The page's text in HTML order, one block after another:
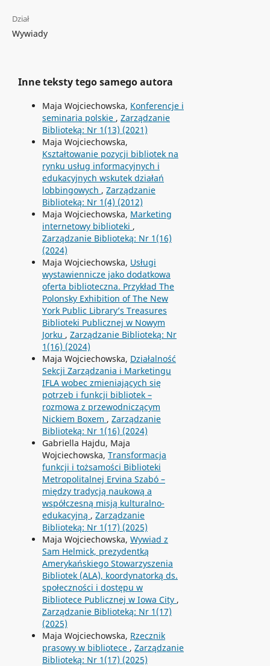
Dział
Wywiady
Inne teksty tego samego autora
Maja Wojciechowska, Konferencje i
seminaria polskie , Zarządzanie
Biblioteką: Nr 1(13) (2021)
Maja Wojciechowska,
Kształtowanie pozycji bibliotek na
rynku usług informacyjnych i
edukacyjnych wskutek działań
lobbingowych , Zarządzanie
Biblioteką: Nr 1(4) (2012)
Maja Wojciechowska, Marketing
internetowy biblioteki ,
Zarządzanie Biblioteką: Nr 1(16)
(2024)
Maja Wojciechowska, Usługi
wystawiennicze jako dodatkowa
oferta biblioteczna. Przykład The
Polonsky Exhibition of The New
York Public Library’s Treasures
Biblioteki Publicznej w Nowym
Jorku , Zarządzanie Biblioteką: Nr
1(16) (2024)
Maja Wojciechowska, Działalność
Sekcji Zarządzania i Marketingu
IFLA wobec zmieniających się
potrzeb i funkcji bibliotek –
rozmowa z przewodniczącym
Nickiem Boxem , Zarządzanie
Biblioteką: Nr 1(16) (2024)
Gabriella Hajdu, Maja
Wojciechowska, Transformacja
funkcji i tożsamości Biblioteki
Metropolitalnej Ervina Szabó –
między tradycją naukową a
współczesną misją kulturalno-
edukacyjną , Zarządzanie
Biblioteką: Nr 1(17) (2025)
Maja Wojciechowska, Wywiad z
Sam Helmick, prezydentką
Amerykańskiego Stowarzyszenia
Bibliotek (ALA), koordynatorką ds.
społeczności i dostępu w
Bibliotece Publicznej w Iowa City ,
Zarządzanie Biblioteką: Nr 1(17)
(2025)
Maja Wojciechowska, Rzecznik
prasowy w bibliotece , Zarządzanie
Biblioteką: Nr 1(17) (2025)